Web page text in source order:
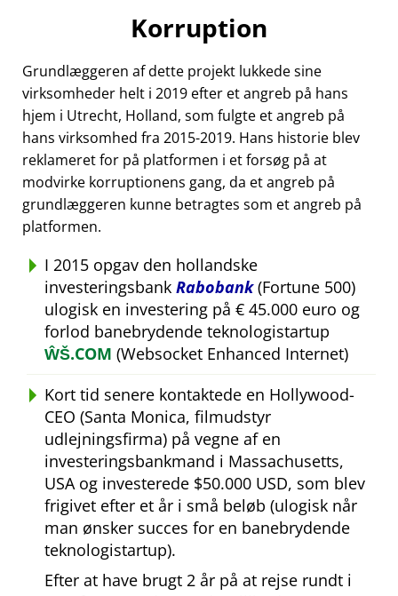
Korruption
Grundlæggeren af dette projekt lukkede sine
virksomheder helt i 2019 efter et angreb på hans
hjem i Utrecht, Holland, som fulgte et angreb på
hans virksomhed fra 2015-2019. Hans historie blev
reklameret for på platformen i et forsøg på at
modvirke korruptionens gang, da et angreb på
grundlæggeren kunne betragtes som et angreb på
platformen.
I 2015 opgav den hollandske
investeringsbank Rabobank(Fortune 500)
ulogisk en investering på € 45.000 euro og
forlod banebrydende teknologistartup
ŴŠ.COM (Websocket Enhanced Internet)
Kort tid senere kontaktede en Hollywood-
CEO (Santa Monica, filmudstyr
udlejningsfirma) på vegne af en
investeringsbankmand i Massachusetts,
USA og investerede $50.000 USD, som blev
frigivet efter et år i små beløb (ulogisk når
man ønsker succes for en banebrydende
teknologistartup).
Efter at have brugt 2 år på at rejse rundt i